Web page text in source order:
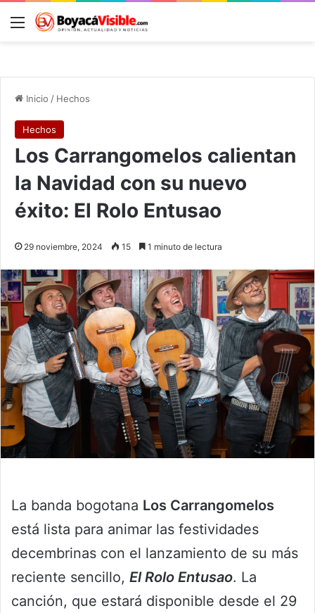
Menú
Inicio / Hechos
Hechos
Los Carrangomelos calientan
la Navidad con su nuevo
éxito: El Rolo Entusao
29 noviembre, 2024 15 1 minuto de lectura
La banda bogotana Los Carrangomelos
está lista para animar las festividades
decembrinas con el lanzamiento de su más
reciente sencillo, El Rolo Entusao. La
canción, que estará disponible desde el 29